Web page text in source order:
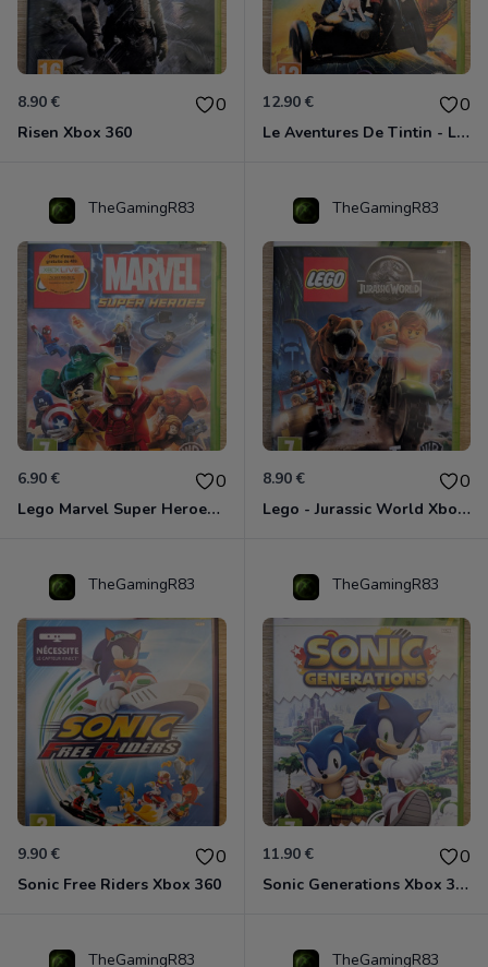
8.90 € 0
Risen Xbox 360
12.90 € 0
Le Aventures De Tintin - Le Secret De La Licorne Xbox 360
TheGamingR83
6.90 € 0
Lego Marvel Super Heroes Xbox 360
TheGamingR83
8.90 € 0
Lego - Jurassic World Xbox 360
TheGamingR83
9.90 € 0
Sonic Free Riders Xbox 360
TheGamingR83
11.90 € 0
Sonic Generations Xbox 360
TheGamingR83 TheGamingR83